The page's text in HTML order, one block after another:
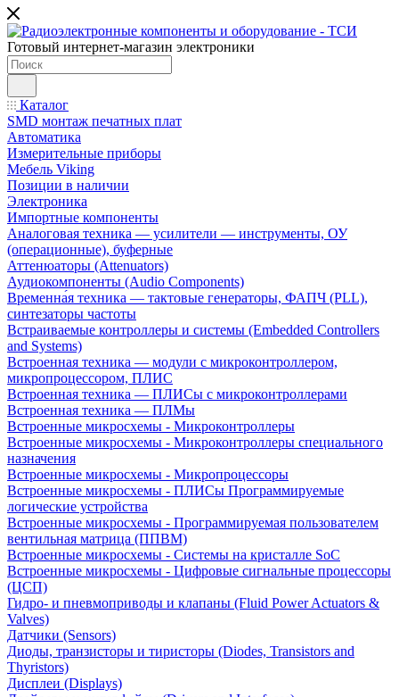
Готовый интернет-магазин электроники
Каталог
SMD монтаж печатных плат
Автоматика
Измерительные приборы
Мебель Viking
Позиции в наличии
Электроника
Импортные компоненты
Аналоговая техника — усилители — инструменты, ОУ
(операционные), буферные
Аттенюаторы (Attenuators)
Аудиокомпоненты (Audio Components)
Временна́я техника — тактовые генераторы, ФАПЧ (PLL),
синтезаторы частоты
Встраиваемые контроллеры и системы (Embedded Controllers
and Systems)
Встроенная техника — модули с микроконтроллером,
микропроцессором, ПЛИС
Встроенная техника — ПЛИСы с микроконтроллерами
Встроенная техника — ПЛМы
Встроенные микросхемы - Микроконтроллеры
Встроенные микросхемы - Микроконтроллеры специального
назначения
Встроенные микросхемы - Микропроцессоры
Встроенные микросхемы - ПЛИСы Программируемые
логические устройства
Встроенные микросхемы - Программируемая пользователем
вентильная матрица (ППВМ)
Встроенные микросхемы - Системы на кристалле SoC
Встроенные микросхемы - Цифровые сигнальные процессоры
(ЦСП)
Гидро- и пневмоприводы и клапаны (Fluid Power Actuators &
Valves)
Датчики (Sensors)
Диоды, транзисторы и тиристоры (Diodes, Transistors and
Thyristors)
Дисплеи (Displays)